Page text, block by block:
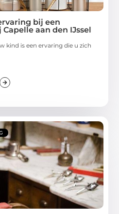
bij een
aan den IJssel
kind is een ervaring die u zich